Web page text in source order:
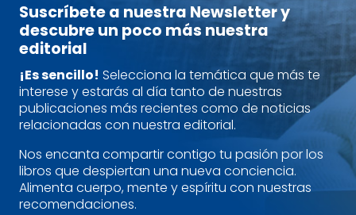
Suscríbete a nuestra Newsletter y
descubre un poco más nuestra
editorial
¡Es sencillo! Selecciona la temática que más te
interese y estarás al día tanto de nuestras
publicaciones más recientes como de noticias
relacionadas con nuestra editorial.
Nos encanta compartir contigo tu pasión por los
libros que despiertan una nueva conciencia.
Alimenta cuerpo, mente y espíritu con nuestras
recomendaciones.